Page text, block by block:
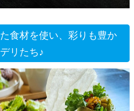
食材を使い、彩りも豊か
リたち♪